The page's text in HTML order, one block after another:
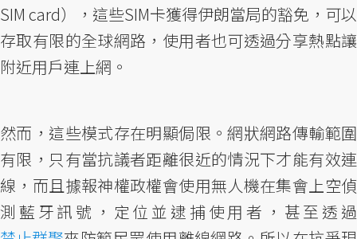
SIM card），這些SIM卡獲得伊朗當局的豁免，可以
存取有限的全球網路，使用者也可透過分享熱點讓
附近用戶連上網。
然而，這些模式存在明顯侷限。網狀網路傳輸範圍
有限，只有當抗議者距離很近的情況下才能有效連
線，而且據報神權政權會使用無人機在集會上空偵
測藍牙訊號，定位並逮捕使用者，甚至透過